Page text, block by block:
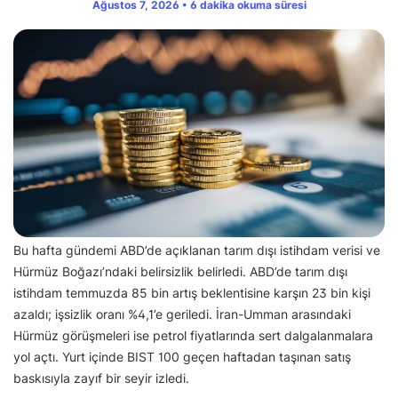
Ağustos 7, 2026 • 6 dakika okuma süresi
Bu hafta gündemi ABD’de açıklanan tarım dışı istihdam verisi ve
Hürmüz Boğazı’ndaki belirsizlik belirledi. ABD’de tarım dışı
istihdam temmuzda 85 bin artış beklentisine karşın 23 bin kişi
azaldı; işsizlik oranı %4,1’e geriledi. İran-Umman arasındaki
Hürmüz görüşmeleri ise petrol fiyatlarında sert dalgalanmalara
yol açtı. Yurt içinde BIST 100 geçen haftadan taşınan satış
baskısıyla zayıf bir seyir izledi.